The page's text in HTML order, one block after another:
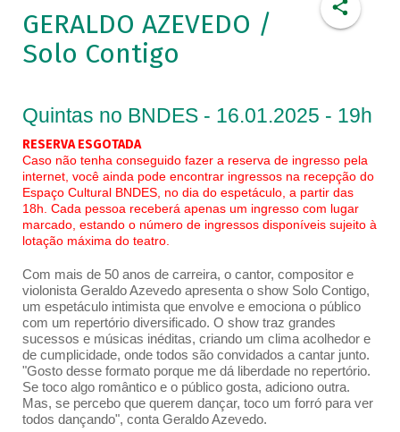
GERALDO AZEVEDO /
Solo Contigo
Quintas no BNDES - 16.01.2025 - 19h
RESERVA ESGOTADA
Caso não tenha conseguido fazer a reserva de ingresso pela
internet, você ainda pode encontrar ingressos na recepção do
Espaço Cultural BNDES, no dia do espetáculo, a partir das
18h. Cada pessoa receberá apenas um ingresso com lugar
marcado, estando o número de ingressos disponíveis sujeito à
lotação máxima do teatro.
Com mais de 50 anos de carreira, o cantor, compositor e
violonista Geraldo Azevedo apresenta o show Solo Contigo,
um espetáculo intimista que envolve e emociona o público
com um repertório diversificado. O show traz grandes
sucessos e músicas inéditas, criando um clima acolhedor e
de cumplicidade, onde todos são convidados a cantar junto.
"Gosto desse formato porque me dá liberdade no repertório.
Se toco algo romântico e o público gosta, adiciono outra.
Mas, se percebo que querem dançar, toco um forró para ver
todos dançando", conta Geraldo Azevedo.